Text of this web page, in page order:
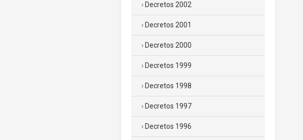
Decretos 2002
Decretos 2001
Decretos 2000
Decretos 1999
Decretos 1998
Decretos 1997
Decretos 1996